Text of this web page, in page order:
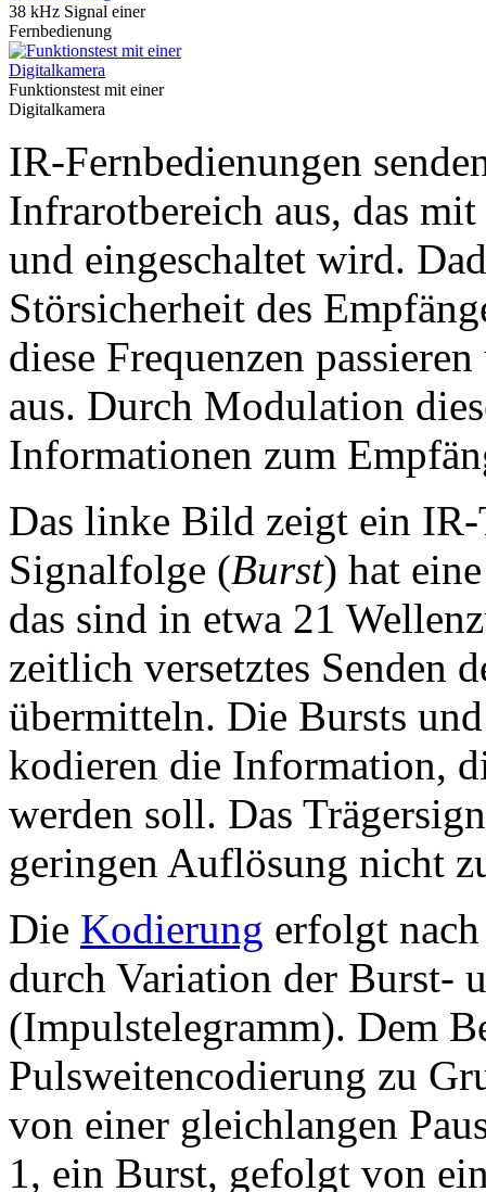
38 kHz Signal einer
Fernbedienung
Funktionstest mit einer
Digitalkamera
IR-Fernbedienungen
Infrarotbereich aus, das
und eingeschaltet wird.
Störsicherheit des
diese Frequenzen
aus. Durch Modulation
Informationen zum
Das linke Bild zeigt ein
Signalfolge (Burst) hat
das sind in etwa 21
zeitlich versetztes Senden
übermitteln. Die Bursts
kodieren die Information,
werden soll. Das
geringen Auflösung nicht
Die Kodierung erfolgt
durch Variation der Burst-
(Impulstelegramm). Dem
Pulsweitencodierung zu
von einer gleichlangen
1, ein Burst, gefolgt von